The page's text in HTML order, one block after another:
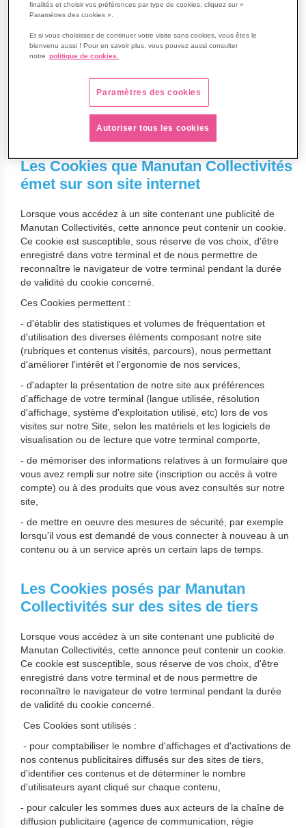
enregistrées dans des fichiers "Cookies" installés sur votre
terminal. Par ailleurs, nous sommes susceptibles d'acheter
des espaces publicitaires directement ou par l'intermédiaire de
nos prestataires (agences de communication, régies
publicitaire) afin de promouvoir nos activités et nos offres sur
publicitaires (texte, graphismes, animations, vidéos, etc.)
d'un cookie est susceptible de lire ou de modifier des
informations qui y sont contenues.
Les Cookies que Manutan Collectivités
émet sur son site internet
Lorsque vous accédez à un site contenant une publicité de
Manutan Collectivités, cette annonce peut contenir un cookie.
Ce cookie est susceptible, sous réserve de vos choix, d'être
enregistré dans votre terminal et de nous permettre de
reconnaître le navigateur de votre terminal pendant la durée
de validité du cookie concerné.
Ces Cookies permettent :
- d'établir des statistiques et volumes de fréquentation et
d'utilisation des diverses éléments composant notre site
(rubriques et contenus visités, parcours), nous permettant
d'améliorer l'intérêt et l'ergonomie de nos services,
- d'adapter la présentation de notre site aux préférences
d'affichage de votre terminal (langue utilisée, résolution
d'affichage, système d'exploitation utilisé, etc) lors de vos
visites sur notre Site, selon les matériels et les logiciels de
visualisation ou de lecture que votre terminal comporte,
- de mémoriser des informations relatives à un formulaire que
vous avez rempli sur notre site (inscription ou accès à votre
compte) ou à des produits que vous avez consultés sur notre
site,
- de mettre en oeuvre des mesures de sécurité, par exemple
lorsqu'il vous est demandé de vous connecter à nouveau à un
contenu ou à un service après un certain laps de temps.
Les Cookies posés par Manutan
Collectivités sur des sites de tiers
Lorsque vous accédez à un site contenant une publicité de
Manutan Collectivités, cette annonce peut contenir un cookie.
Ce cookie est susceptible, sous réserve de vos choix, d'être
enregistré dans votre terminal et de nous permettre de
reconnaître le navigateur de votre terminal pendant la durée
de validité du cookie concerné.
Ces Cookies sont utilisés :
- pour comptabiliser le nombre d'affichages et d'activations de
nos contenus publicitaires diffusés sur des sites de tiers,
d'identifier ces contenus et de déterminer le nombre
d'utilisateurs ayant cliqué sur chaque contenu,
- pour calculer les sommes dues aux acteurs de la chaîne de
diffusion publicitaire (agence de communication, régie
finalités et choisir vos préférences par type de cookies, cliquez sur «
Paramètres des cookies ».
Et si vous choisissez de continuer votre visite sans cookies, vous êtes le
bienvenu aussi ! Pour en savoir plus, vous pouvez aussi consulter
notre politique de cookies.
Paramètres des cookies
Autoriser tous les cookies